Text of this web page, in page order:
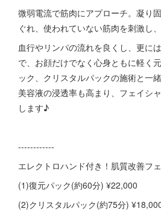
微弱電流で筋肉にアプローチ。凝り
ぐれ、使われていない筋肉を刺激し
血行やリンパの流れを良くし、更に
で、お顔だけでなく心身ともに軽く
ック、クリスタルパックの施術と一
美容液の浸透率も高まり、フェイシ
します♪
------------
エレクトロハンド付き！肌質改善フ
(1)復元パック(約60分) ¥22,000
(2)クリスタルパック(約75分)